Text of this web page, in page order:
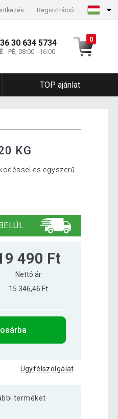
Regisztráció
30 634 5734
- PÉ, 08:00 - 16:00
0
TOP ajánlat
KG
és egyszerű
490 Ft
Nettó ár
15 346,46 Ft
Ügyfélszolgálat
terméket